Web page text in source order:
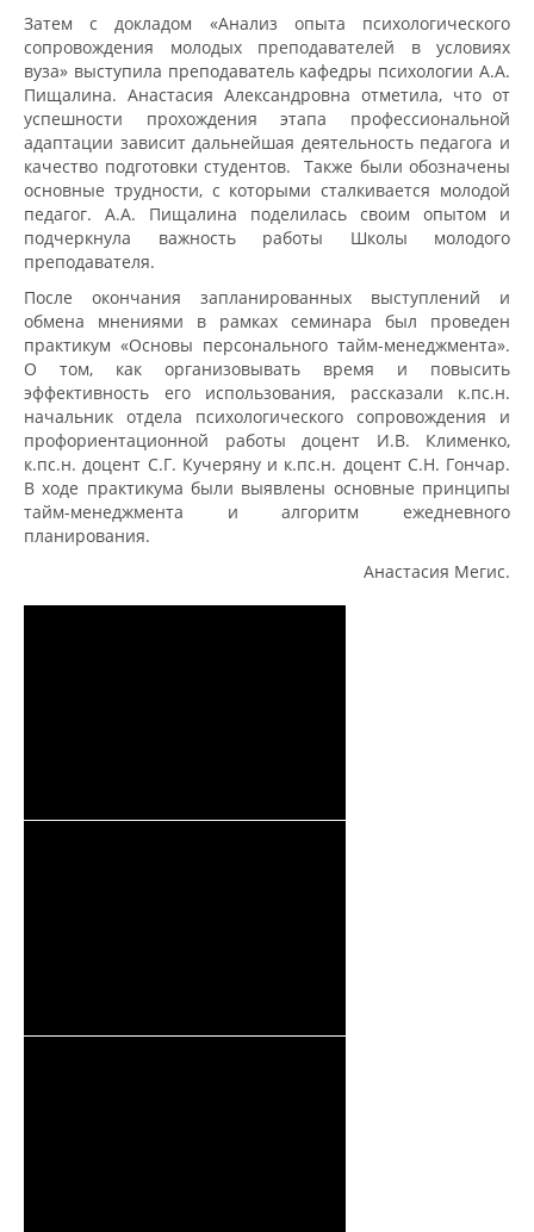
Затем с докладом «Анализ опыта психологического
сопровождения молодых преподавателей в условиях
вуза» выступила преподаватель кафедры психологии А.А.
Пищалина. Анастасия Александровна отметила, что от
успешности прохождения этапа профессиональной
адаптации зависит дальнейшая деятельность педагога и
качество подготовки студентов. Также были обозначены
основные трудности, с которыми сталкивается молодой
педагог. А.А. Пищалина поделилась своим опытом и
подчеркнула важность работы Школы молодого
преподавателя.
После окончания запланированных выступлений и
обмена мнениями в рамках семинара был проведен
практикум «Основы персонального тайм-менеджмента».
О том, как организовывать время и повысить
эффективность его использования, рассказали к.пс.н.
начальник отдела психологического сопровождения и
профориентационной работы доцент И.В. Клименко,
к.пс.н. доцент С.Г. Кучеряну и к.пс.н. доцент С.Н. Гончар.
В ходе практикума были выявлены основные принципы
тайм-менеджмента и алгоритм ежедневного
планирования.
Анастасия Мегис.